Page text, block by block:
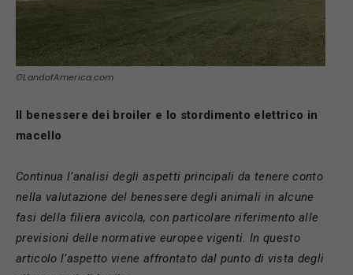
©LandofAmerica.com
Il benessere dei broiler e lo stordimento elettrico in
macello
Continua l’analisidegli aspetti principalida tenere conto
nella valutazione del benesseredegli animali in alcune
fasi della filiera avicola, con particolare riferimento alle
previsioni delle normative europee vigenti. In questo
articolo l’aspetto viene affrontato dal punto di vista degli